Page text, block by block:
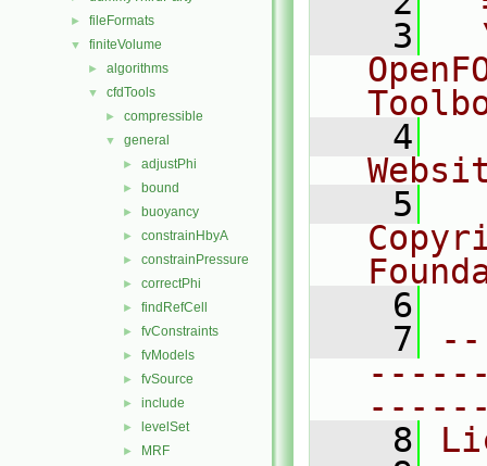
► fileFormats
▼ finiteVolume
► algorithms
▼ cfdTools
► compressible
▼ general
► adjustPhi
► bound
► buoyancy
► constrainHbyA
► constrainPressure
► correctPhi
► findRefCell
► fvConstraints
► fvModels
► fvSource
► include
► levelSet
► MRF
    3
    4
    5
    6
    7
    8